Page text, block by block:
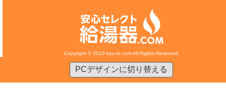
Copyright © 2019 kyu-to.com All Rights Reserved.